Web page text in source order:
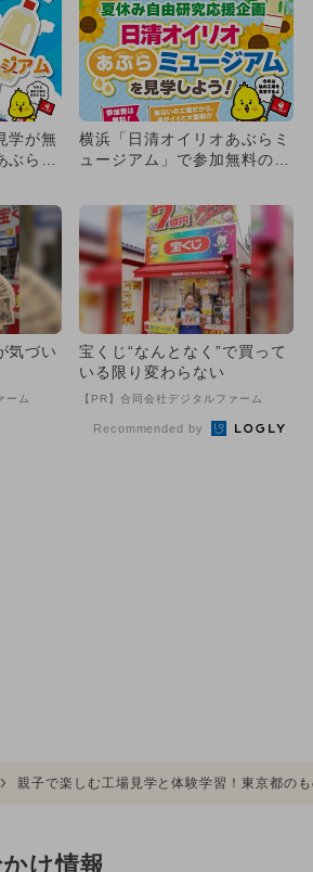
学が無
ぶらミ
横浜「日清オイリオあぶらミ
ュージアム」で参加無料の工
気づい
ーム
宝くじ“なんとなく”で買って
いる限り変わらない
【PR】合同会社デジタルファーム
Recommended by
親子で楽しむ工場見学と体験学習！東京都の
け情報